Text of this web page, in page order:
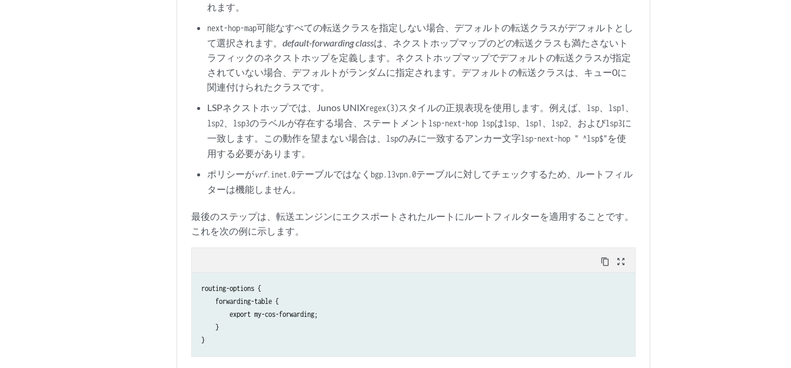
れます。
next-hop-map可能なすべての転送クラスを指定しない場合、デフォルトの転送クラスがデフォルトとし
て選択されます。default-forwarding classは、ネクストホップマップのどの転送クラスも満たさないト
ラフィックのネクストホップを定義します。ネクストホップマップでデフォルトの転送クラスが指定
されていない場合、デフォルトがランダムに指定されます。デフォルトの転送クラスは、キュー0に
関連付けられたクラスです。
LSPネクストホップでは、Junos UNIXregex(3)スタイルの正規表現を使用します。例えば、 lsp lsp1
lsp2 lsp3のラベルが存在する場合、ステートメント lsp-next-hop lspはlsp lsp1 lsp2 、およびlsp3に
一致します。この動作を望まない場合は、 lspのみに一致するアンカー文字lsp-next-hop " ^lsp$"を使
用する必要があります。
ポリシーがvrf.inet.0テーブルではなくbgp.l3vpn.0テーブルに対してチェックするため、ルートフィル
ターは機能しません。
最後のステップは、転送エンジンにエクスポートされたルートにルートフィルターを適用することです。
これを次の例に示します。
content_copy zoom_out_map
routing-options {
    forwarding-table {
        export my-cos-forwarding;
    }